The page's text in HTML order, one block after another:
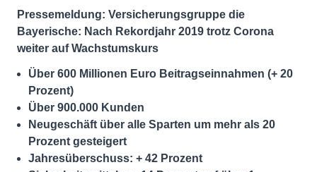
Pressemeldung: Versicherungsgruppe die
Bayerische: Nach Rekordjahr 2019 trotz Corona
weiter auf Wachstumskurs
Über 600 Millionen Euro Beitragseinnahmen (+ 20
Prozent)
Über 900.000 Kunden
Neugeschäft über alle Sparten um mehr als 20
Prozent gesteigert
Jahresüberschuss: + 42 Prozent